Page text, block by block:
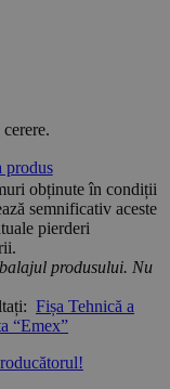
produs
obținute în condiții
semnificativ aceste
pierderi
produsului. Nu
Fișa Tehnică a
“Emex”